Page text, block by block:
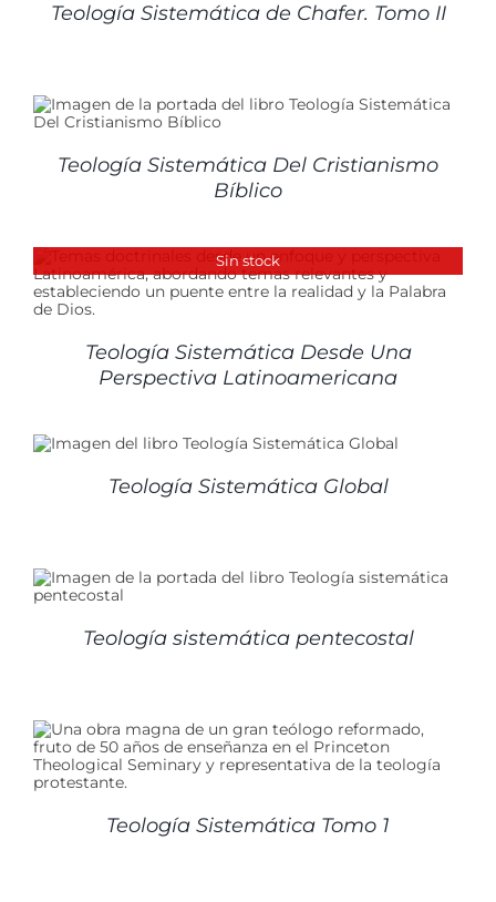
Teología Sistemática de Chafer. Tomo II
Teología Sistemática Del Cristianismo
Bíblico
Sin stock
Teología Sistemática Desde Una
Perspectiva Latinoamericana
Teología Sistemática Global
Teología sistemática pentecostal
Teología Sistemática Tomo 1